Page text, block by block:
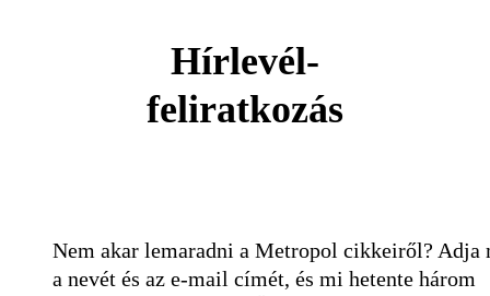
Hírlevél-
feliratkozás
Nem akar lemaradni a Metropol cikkeiről? Adja
a nevét és az e-mail címét, és mi hetente három